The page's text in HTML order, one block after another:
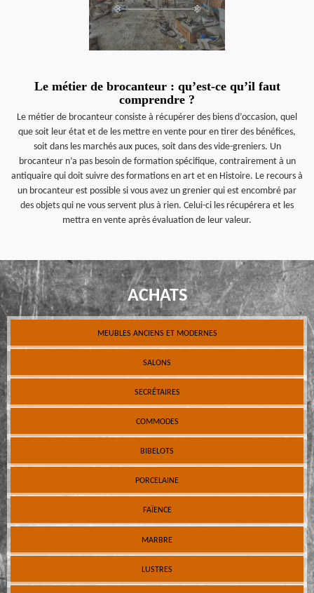
Le métier de brocanteur : qu’est-ce qu’il faut
comprendre ?
Le métier de brocanteur consiste à récupérer des biens d’occasion, quel
que soit leur état et de les mettre en vente pour en tirer des bénéfices,
soit dans les marchés aux puces, soit dans des vide-greniers. Un
brocanteur n’a pas besoin de formation spécifique, contrairement à un
antiquaire qui doit suivre des formations en art et en Histoire. Le recours à
un brocanteur est possible si vous avez un grenier qui est encombré par
des objets qui ne vous servent plus à rien. Celui-ci les récupérera et les
mettra en vente après évaluation de leur valeur.
ACHATS
MEUBLES ANCIENS ET MODERNES
SALONS
SECRÉTAIRES
COMMODES
BIBELOTS
PORCELAINE
FAÏENCE
MARBRE
LUSTRES